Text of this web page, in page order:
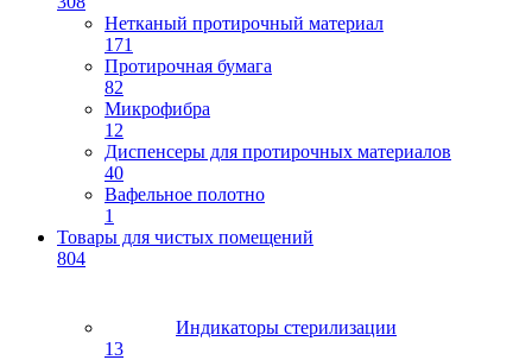
Нетканый протирочный материал
171
Протирочная бумага
82
Микрофибра
12
Диспенсеры для протирочных материалов
40
Вафельное полотно
1
Товары для чистых помещений
804
Индикаторы стерилизации
13